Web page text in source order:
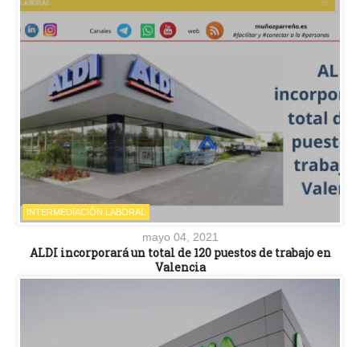
INTERMEDIACIÓN LABORAL
mayo 04, 2021
ALDI incorporará un total de 120 puestos de trabajo en
Valencia